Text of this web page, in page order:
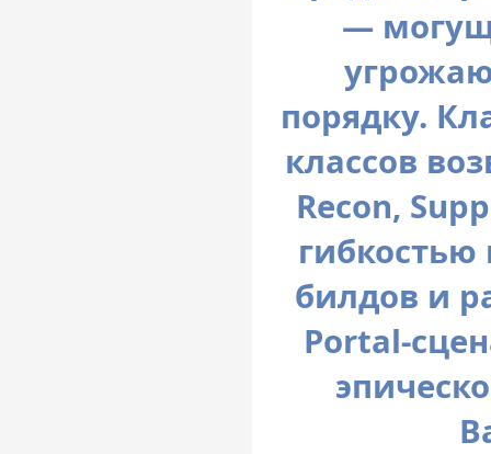
—
порядку.
классов
Recon,
гибкостью
билдов и
Portal-